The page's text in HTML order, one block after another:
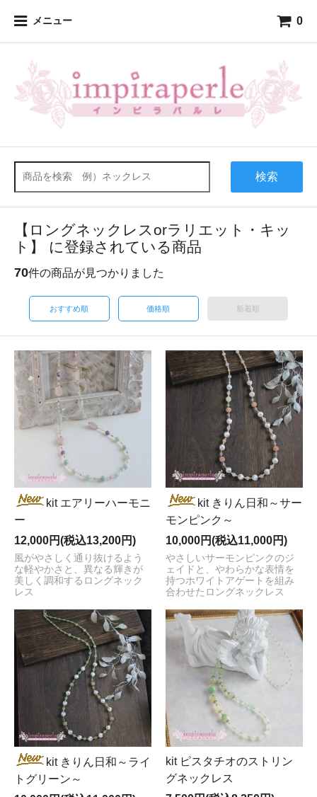
メニュー 0
検索
【ロングネックレスorラリエット・キッ
ト】 に登録されている商品
70件の商品が見つかりました
おすすめ順 価格順 新着順
kit エアリーハーモニ
ー
12,000円(税込13,200円)
風がやさしく通り抜けるよう
な軽やかさと、異なる輝きが
美しく調和するロングネック
レス
kit きりん日和～サー
モンピンク～
10,000円(税込11,000円)
やさしいサーモンピンクのジ
ェイドと、やわらかな表情を
持つホワイトアゲートを組み
合わせたロングネックレス
kit きりん日和～ライ
トグリーン～
kit ピスタチオのストリン
グネックレス